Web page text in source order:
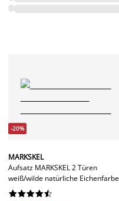
-20%
MARKSKEL
Aufsatz MARKSKEL 2 Türen
weiß/wilde natürliche Eichenfarbe





